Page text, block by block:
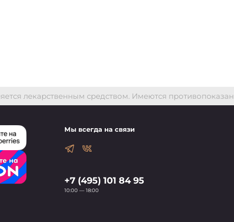
лекарственным средством. Имеются
Мы всегда на связи
+7 (495) 101 84 95
10:00 — 18:00